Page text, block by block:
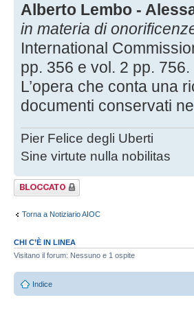
Alberto Lembo -
in materia di
International
pp. 356 e vol. 2 pp. 756.
L’opera che conta una
documenti conservati
Pier Felice degli Uberti
Sine virtute nulla nobilitas
Argomento
bloccato
Torna a Notiziario AIOC
CHI C’È IN LINEA
Visitano il forum: Nessuno e 1 ospite
Indice